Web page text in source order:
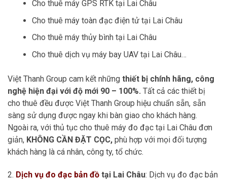
Cho thuê máy GPS RTK tại Lai Châu
Cho thuê máy toàn đạc điện tử tại Lai Châu
Cho thuê máy thủy bình tại Lai Châu
Cho thuê dịch vụ máy bay UAV tại Lai Châu…
Việt Thanh Group cam kết những thiết bị chính hãng, công
nghệ hiện đại với độ mới 90 – 100%. Tất cả các thiết bị
cho thuê đều được Việt Thanh Group hiệu chuẩn sẵn, sẵn
sàng sử dụng được ngay khi bàn giao cho khách hàng.
Ngoài ra, với thủ tục cho thuê máy đo đạc tại Lai Châu đơn
giản, KHÔNG CẦN ĐẶT CỌC, phù hợp với mọi đối tượng
khách hàng là cá nhân, công ty, tổ chức.
2. Dịch vụ đo đạc bản đồ tại Lai Châu: Dịch vụ đo đạc bản